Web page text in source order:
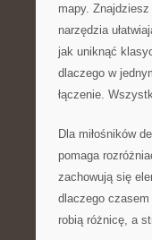
mapy.
narzędzia
jak uniknąć
dlaczego w
łączenie.
Dla miłośników
pomaga
zachowują się
dlaczego
robią różnicę, a